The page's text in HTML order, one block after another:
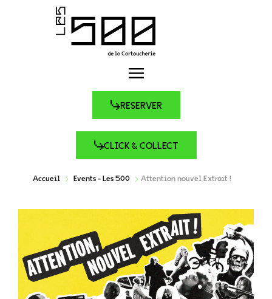
RESERVER
CLICK & COLLECT
Accueil Events - Les 500 Attention nouvel Extrait !